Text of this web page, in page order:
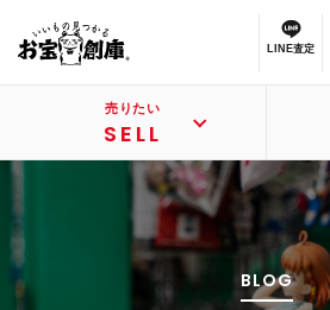
LINE査定
売りたい
SELL
BLOG